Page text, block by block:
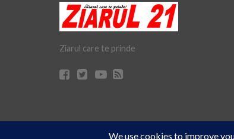
Cookie Consent plugin for the
Ziarul care te prinde
© Ziarul 21 Turda | Materialele de pe acest site pot fi